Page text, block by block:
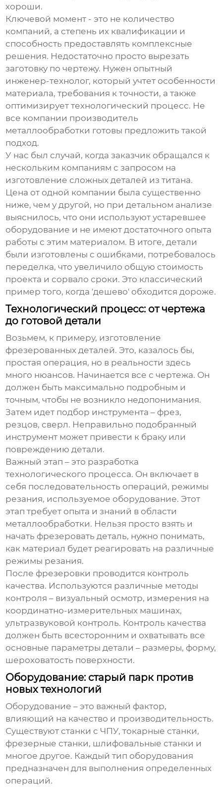
хороши.
Ключевой момент - это не количество
компаний, а степень их квалификации и
способность предоставлять комплексные
решения. Недостаточно просто вырезать
заготовку по чертежу. Нужен опытный
инженер-технолог, который учтет особенности
материала, требования к точности, а также
оптимизирует технологический процесс. Не
все компании производитель
металлообработки готовы предложить такой
подход.
У нас был случай, когда заказчик обращался к
нескольким компаниям с запросом на
изготовление сложных деталей из титана.
Цена от одной компании была существенно
ниже, чем у другой, но при детальном анализе
выяснилось, что они используют устаревшее
оборудование и не имеют достаточного опыта
работы с этим материалом. В итоге, детали
были изготовлены с ошибками, потребовалось
переделка, что увеличило общую стоимость
проекта и сорвало сроки. Это классический
пример того, когда 'дешево' обходится дороже.
Технологический процесс: от чертежа
до готовой детали
Возьмем, к примеру, изготовление
фрезерованных деталей. Это, казалось бы,
простая операция, но в реальности здесь
много нюансов. Начинается все с чертежа. Он
должен быть максимально подробным и
точным, чтобы не возникло недопонимания.
Затем идет подбор инструмента – фрез,
резцов, сверл. Неправильно подобранный
инструмент может привести к браку или
повреждению детали.
Важный этап – это разработка
технологического процесса. Он включает в
себя последовательность операций, режимы
резания, используемое оборудование. Этот
этап требует опыта и знаний в области
металлообработки. Нельзя просто взять и
начать фрезеровать деталь, нужно понимать,
как материал будет реагировать на различные
режимы резания.
После фрезеровки проводится контроль
качества. Используются различные методы
контроля – визуальный осмотр, измерения на
координатно-измерительных машинах,
ультразвуковой контроль. Контроль качества
должен быть всесторонним и охватывать все
основные параметры детали – размеры, форму,
шероховатость поверхности.
Оборудование: старый парк против
новых технологий
Оборудование – это важный фактор,
влияющий на качество и производительность.
Существуют станки с ЧПУ, токарные станки,
фрезерные станки, шлифовальные станки и
многое другое. Каждый тип оборудования
предназначен для выполнения определенных
операций.